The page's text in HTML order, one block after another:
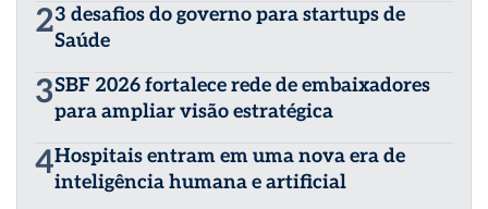
23 desafios do governo para startups de
Saúde
3SBF 2026 fortalece rede de embaixadores
para ampliar visão estratégica
4Hospitais entram em uma nova era de
inteligência humana e artificial